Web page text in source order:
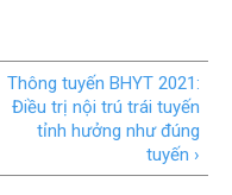
Thông tuyến BHYT 2021:
Điều trị nội trú trái tuyến
tỉnh hưởng như đúng
tuyến ›